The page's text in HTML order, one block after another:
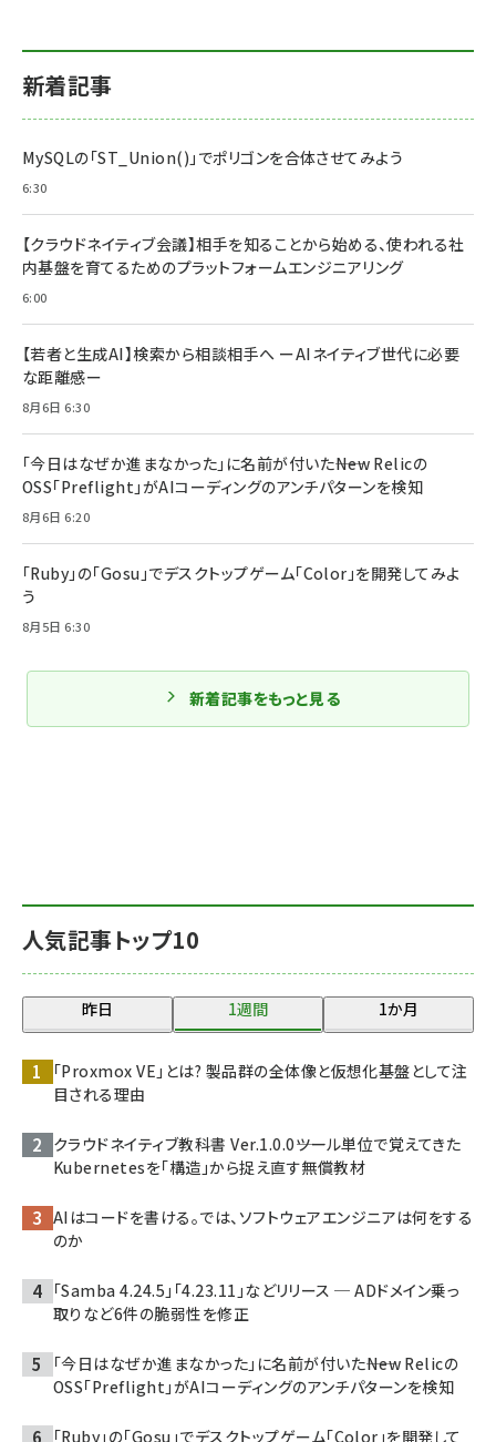
人気記事トップ10
昨日 1週間 1か月
「Proxmox VE」とは? 製品群の全体像と仮想化基盤として注
目される理由
クラウドネイティブ教科書 Ver.1.0.0――ツール単位で覚えてきた
Kubernetesを「構造」から捉え直す無償教材
AIはコードを書ける。では、ソフトウェアエンジニアは何をする
のか
「Samba 4.24.5」「4.23.11」などリリース ─ ADドメイン乗っ
取りなど6件の脆弱性を修正
「今日はなぜか進まなかった」に名前が付いた――New Relicの
OSS「Preflight」がAIコーディングのアンチパターンを検知
「Ruby」の「Gosu」でデスクトップゲーム「Color」を開発して
新着記事
MySQLの「ST_Union()」でポリゴンを合体させてみよう
6:30
【クラウドネイティブ会議】相手を知ることから始める、使われる社
内基盤を育てるためのプラットフォームエンジニアリング
6:00
【若者と生成AI】検索から相談相手へ ーAIネイティブ世代に必要
な距離感ー
8月6日 6:30
「今日はなぜか進まなかった」に名前が付いた――New Relicの
OSS「Preflight」がAIコーディングのアンチパターンを検知
8月6日 6:20
「Ruby」の「Gosu」でデスクトップゲーム「Color」を開発してみよ
う
8月5日 6:30
新着記事をもっと見る